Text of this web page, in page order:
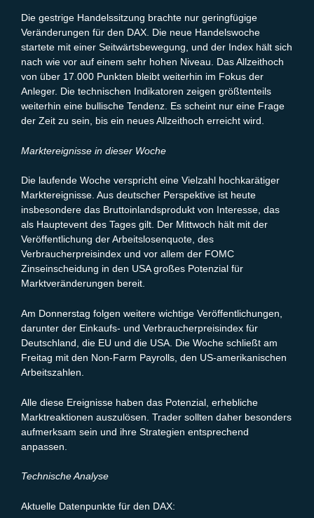
Die gestrige Handelssitzung brachte nur geringfügige
Veränderungen für den DAX. Die neue Handelswoche
startete mit einer Seitwärtsbewegung, und der Index hält sich
nach wie vor auf einem sehr hohen Niveau. Das Allzeithoch
von über 17.000 Punkten bleibt weiterhin im Fokus der
Anleger. Die technischen Indikatoren zeigen größtenteils
weiterhin eine bullische Tendenz. Es scheint nur eine Frage
der Zeit zu sein, bis ein neues Allzeithoch erreicht wird.
Marktereignisse in dieser Woche
Die laufende Woche verspricht eine Vielzahl hochkarätiger
Marktereignisse. Aus deutscher Perspektive ist heute
insbesondere das Bruttoinlandsprodukt von Interesse, das
als Hauptevent des Tages gilt. Der Mittwoch hält mit der
Veröffentlichung der Arbeitslosenquote, des
Verbraucherpreisindex und vor allem der FOMC
Zinseinscheidung in den USA großes Potenzial für
Marktveränderungen bereit.
Am Donnerstag folgen weitere wichtige Veröffentlichungen,
darunter der Einkaufs- und Verbraucherpreisindex für
Deutschland, die EU und die USA. Die Woche schließt am
Freitag mit den Non-Farm Payrolls, den US-amerikanischen
Arbeitszahlen.
Alle diese Ereignisse haben das Potenzial, erhebliche
Marktreaktionen auszulösen. Trader sollten daher besonders
aufmerksam sein und ihre Strategien entsprechend
anpassen.
Technische Analyse
Aktuelle Datenpunkte für den DAX: